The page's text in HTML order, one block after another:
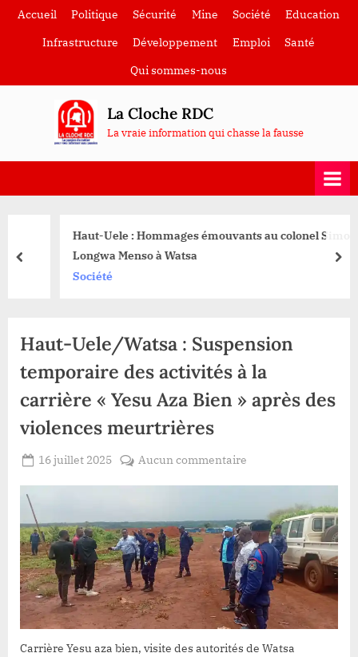
SkipAccueil Politique Sécurité Mine Société
Education
Infrastructure
Développement Emploi
Santé
Qui sommes-nous
La Cloche RDC
La vraie information qui chasse la fausse
Haut-Uele : Hommages émouvants au colonel Simon
Longwa Menso à Watsa
Société
prev
Haut-Uele/Watsa : Suspension
temporaire des activités à la
carrière « Yesu Aza Bien » après des
violences meurtrières
Posted
16 juillet 2025
Aucun commentaire
Suspension
temporaire
des
activités
à
la
carrière
Carrière Yesu aza bien, visite des autorités de Watsa